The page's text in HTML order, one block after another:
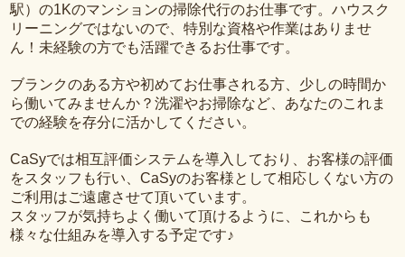
駅）の1Kのマンションの掃除代行のお仕事です。ハウスク
リーニングではないので、特別な資格や作業はありませ
ん！未経験の方でも活躍できるお仕事です。
ブランクのある方や初めてお仕事される方、少しの時間か
ら働いてみませんか？洗濯やお掃除など、あなたのこれま
での経験を存分に活かしてください。
CaSyでは相互評価システムを導入しており、お客様の評価
をスタッフも行い、CaSyのお客様として相応しくない方の
ご利用はご遠慮させて頂いています。
スタッフが気持ちよく働いて頂けるように、これからも
様々な仕組みを導入する予定です♪